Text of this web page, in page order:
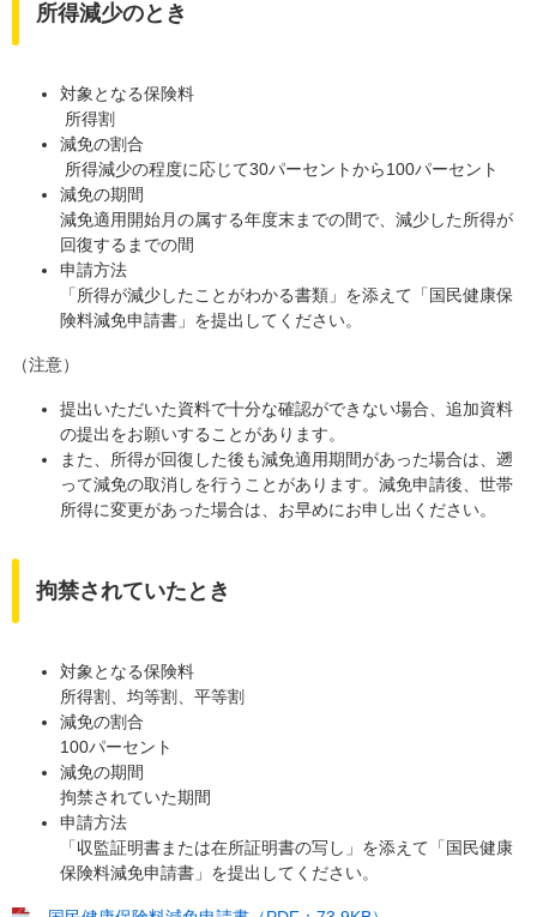
所得減少のとき
対象となる保険料
所得割
減免の割合
所得減少の程度に応じて30パーセントから100パーセント
減免の期間
減免適用開始月の属する年度末までの間で、減少した所得が
回復するまでの間
申請方法
「所得が減少したことがわかる書類」を添えて「国民健康保
険料減免申請書」を提出してください。
（注意）
提出いただいた資料で十分な確認ができない場合、追加資料
の提出をお願いすることがあります。
また、所得が回復した後も減免適用期間があった場合は、遡
って減免の取消しを行うことがあります。減免申請後、世帯
所得に変更があった場合は、お早めにお申し出ください。
拘禁されていたとき
対象となる保険料
所得割、均等割、平等割
減免の割合
100パーセント
減免の期間
拘禁されていた期間
申請方法
「収監証明書または在所証明書の写し」を添えて「国民健康
保険料減免申請書」を提出してください。